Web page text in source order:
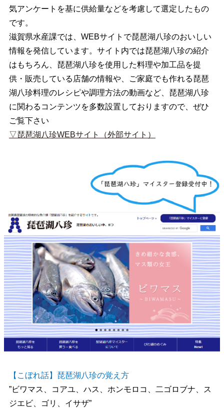
気アンケートを基に供給量などを考慮して選定したもの
です。
滋賀県水産課では、WEBサイトで琵琶湖八珍のおいしい
情報を発信しています。サイト内では琵琶湖八珍の紹介
はもちろん、琵琶湖八珍を使用した料理や加工品を提
供・販売している店舗の情報や、ご家庭でも作れる琵琶
湖八珍料理のレシピや調理方法の動画など、琵琶湖八珍
に関わるコンテンツを多数設置しておりますので、ぜひ
ご覧下さい
▽琵琶湖八珍WEBサイト（外部サイト）
【こぼれ話】琵琶湖八珍の覚え方
”ビワマス、コアユ、ハス、ホンモロコ、二ゴロブナ、ス
ジエビ、ゴリ、イサザ”